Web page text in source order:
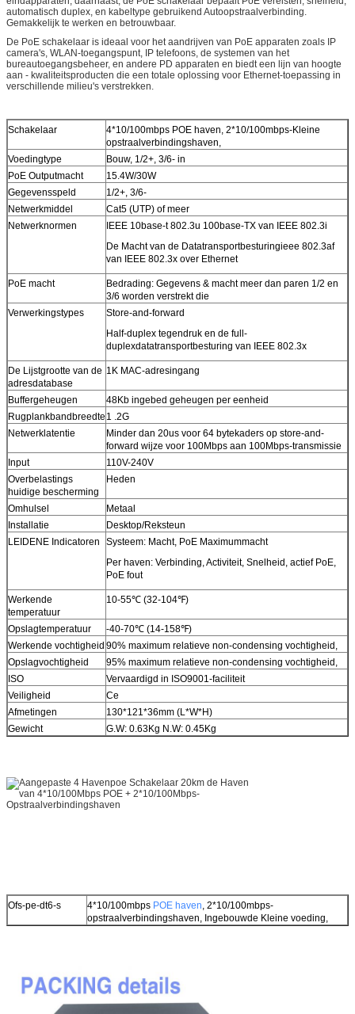
automatisch duplex, en kabeltype gebruikend Autoopstraalverbinding.
Gemakkelijk te werken en betrouwbaar.
De PoE schakelaar is ideaal voor het aandrijven van PoE apparaten zoals IP
camera's, WLAN-toegangspunt, IP telefoons, de systemen van het
bureautoegangsbeheer, en andere PD apparaten en biedt een lijn van hoogte
aan - kwaliteitsproducten die een totale oplossing voor Ethernet-toepassing in
verschillende milieu's verstrekken.
Schakelaar
4*10/100mbps POE haven, 2*10/100mbps-Kleine
opstraalverbindingshaven,
Voedingtype
Bouw, 1/2+, 3/6- in
PoE Outputmacht
15.4W/30W
Gegevensspeld
1/2+, 3/6-
Netwerkmiddel
Cat5 (UTP) of meer
Netwerknormen
IEEE 10base-t 802.3u 100base-TX van IEEE 802.3i
De Macht van de Datatransportbesturingieee 802.3af
van IEEE 802.3x over Ethernet
PoE macht
Bedrading: Gegevens & macht meer dan paren 1/2 en
3/6 worden verstrekt die
Verwerkingstypes
Store-and-forward
Half-duplex tegendruk en de full-
duplexdatatransportbesturing van IEEE 802.3x
De Lijstgrootte van de
adresdatabase
1K MAC-adresingang
Buffergeheugen
48Kb ingebed geheugen per eenheid
Rugplankbandbreedte 1 .2G
Netwerklatentie
Minder dan 20us voor 64 bytekaders op store-and-
forward wijze voor 100Mbps aan 100Mbps-transmissie
Input
110V-240V
Overbelastings
huidige bescherming
Heden
Omhulsel
Metaal
Installatie
Desktop/Reksteun
LEIDENE Indicatoren
Systeem: Macht, PoE Maximummacht
Per haven: Verbinding, Activiteit, Snelheid, actief PoE,
PoE fout
Werkende
temperatuur
10-55℃ (32-104℉)
Opslagtemperatuur
-40-70℃ (14-158℉)
Werkende vochtigheid 90% maximum relatieve non-condensing vochtigheid,
Opslagvochtigheid
95% maximum relatieve non-condensing vochtigheid,
ISO
Vervaardigd in ISO9001-faciliteit
Veiligheid
Ce
Afmetingen
130*121*36mm (L*W*H)
Gewicht
G.W: 0.63Kg N.W: 0.45Kg
Ofs-pe-dt6-s 4*10/100mbps POE haven, 2*10/100mbps-
opstraalverbindingshaven, Ingebouwde Kleine voeding,